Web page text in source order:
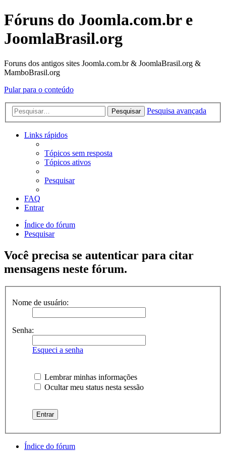
Fóruns do Joomla.com.br e
JoomlaBrasil.org
Foruns dos antigos sites Joomla.com.br & JoomlaBrasil.org &
MamboBrasil.org
Pular para o conteúdo
Pesquisar Pesquisa avançada
Links rápidos
Tópicos sem resposta
Tópicos ativos
Pesquisar
FAQ
Entrar
Índice do fórum
Pesquisar
Você precisa se autenticar para citar
mensagens neste fórum.
Nome de usuário:
Senha:
Esqueci a senha
Lembrar minhas informações
Ocultar meu status nesta sessão
Índice do fórum